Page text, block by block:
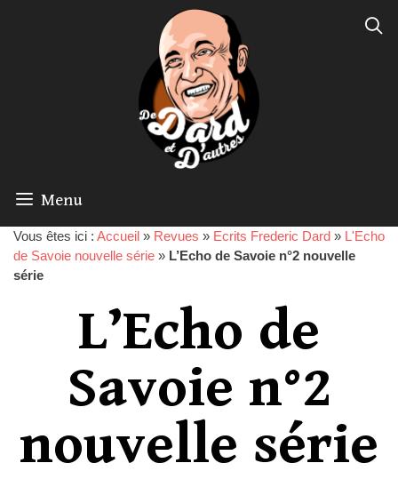
Menu
Vous êtes ici : Accueil » Revues » Ecrits Frederic Dard » L'Echo
de Savoie nouvelle série » L’Echo de Savoie n°2 nouvelle
série
L’Echo de
Savoie n°2
nouvelle série